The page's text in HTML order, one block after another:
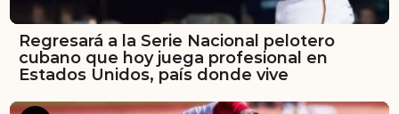
Regresará a la Serie Nacional pelotero
cubano que hoy juega profesional en
Estados Unidos, país donde vive